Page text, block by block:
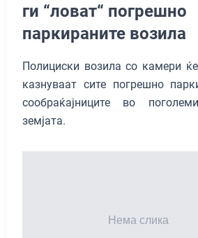
ги “ловат“ погрешно
паркираните возила
Полициски возила со камери
казнуваат сите погрешно
сообраќајниците во
земјата.